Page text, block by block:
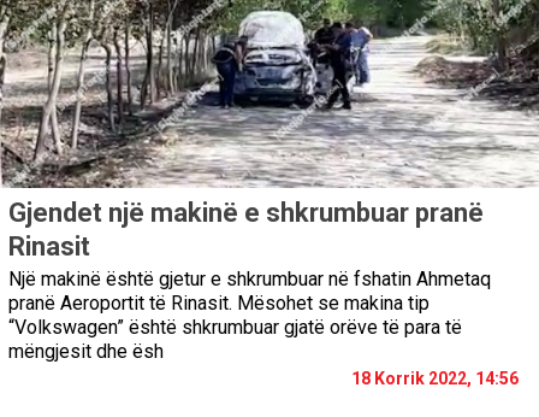
Gjendet një makinë e shkrumbuar pranë
Rinasit
Një makinë është gjetur e shkrumbuar në fshatin Ahmetaq
pranë Aeroportit të Rinasit. Mësohet se makina tip
“Volkswagen” është shkrumbuar gjatë orëve të para të
mëngjesit dhe ësh
18 Korrik 2022, 14:56